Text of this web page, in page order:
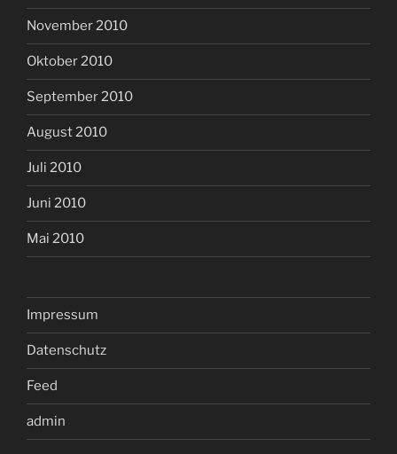
November 2010
Oktober 2010
September 2010
August 2010
Juli 2010
Juni 2010
Mai 2010
Impressum
Datenschutz
Feed
admin